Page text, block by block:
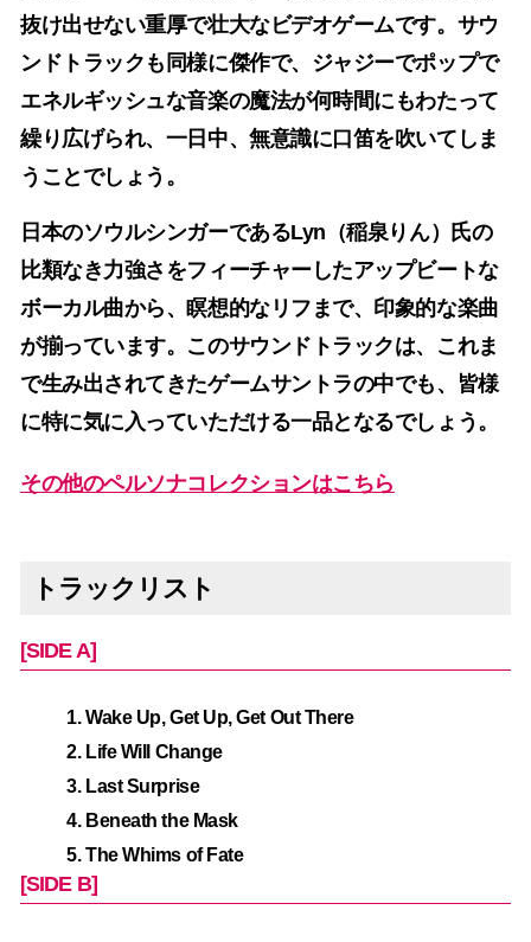
抜け出せない重厚で壮大なビデオゲームです。サウ
ンドトラックも同様に傑作で、ジャジーでポップで
エネルギッシュな音楽の魔法が何時間にもわたって
繰り広げられ、一日中、無意識に口笛を吹いてしま
うことでしょう。
日本のソウルシンガーであるLyn（稲泉りん）
氏の
比類なき力強さをフィーチャーしたアップビートな
ボーカル曲から、瞑想的なリフまで、印象的な楽曲
が揃っています。このサウンドトラックは、これま
で生み出されてきたゲームサントラの中でも、皆様
に特に気に入っていただける一品となるでしょう。
その他のペルソナコレクションはこちら
トラックリスト
[SIDE A]
Wake Up, Get Up, Get Out There
Life Will Change
Last Surprise
Beneath the Mask
The Whims of Fate
[SIDE B]